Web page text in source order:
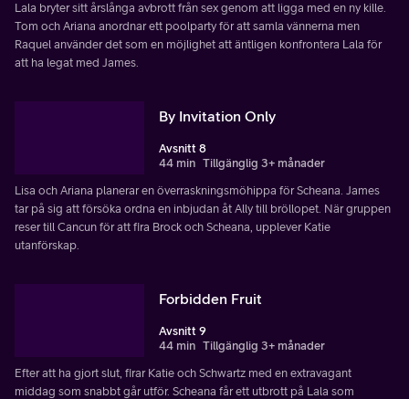
Lala bryter sitt årslånga avbrott från sex genom att ligga med en ny kille.
Tom och Ariana anordnar ett poolparty för att samla vännerna men
Raquel använder det som en möjlighet att äntligen konfrontera Lala för
att ha legat med James.
By Invitation Only
Avsnitt 8
44 min Tillgänglig 3+ månader
Lisa och Ariana planerar en överraskningsmöhippa för Scheana. James
tar på sig att försöka ordna en inbjudan åt Ally till bröllopet. När gruppen
reser till Cancun för att fira Brock och Scheana, upplever Katie
utanförskap.
Forbidden Fruit
Avsnitt 9
44 min Tillgänglig 3+ månader
Efter att ha gjort slut, firar Katie och Schwartz med en extravagant
middag som snabbt går utför. Scheana får ett utbrott på Lala som